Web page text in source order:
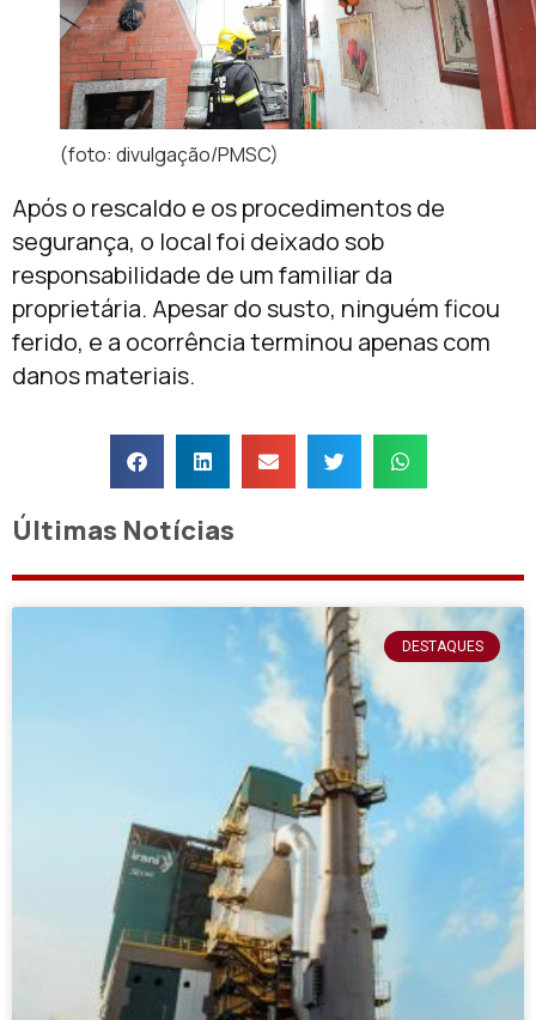
(foto: divulgação/PMSC)
Após o rescaldo e os procedimentos de
segurança, o local foi deixado sob
responsabilidade de um familiar da
proprietária. Apesar do susto, ninguém ficou
ferido, e a ocorrência terminou apenas com
danos materiais.
Últimas Notícias
DESTAQUES